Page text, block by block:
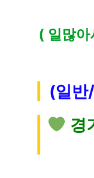
( 일많
(일반
경